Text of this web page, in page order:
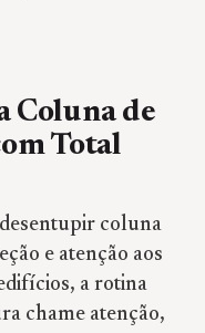
Coluna de
Total
coluna
e atenção aos
a rotina
chame atenção,